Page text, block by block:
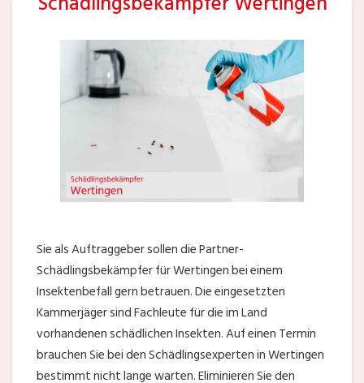
Sie als Auftraggeber sollen die Partner-
Schädlingsbekämpfer für Wertingen bei einem
Insektenbefall gern betrauen. Die eingesetzten
Kammerjäger sind Fachleute für die im Land
vorhandenen schädlichen Insekten. Auf einen Termin
brauchen Sie bei den Schädlingsexperten in Wertingen
bestimmt nicht lange warten. Eliminieren Sie den